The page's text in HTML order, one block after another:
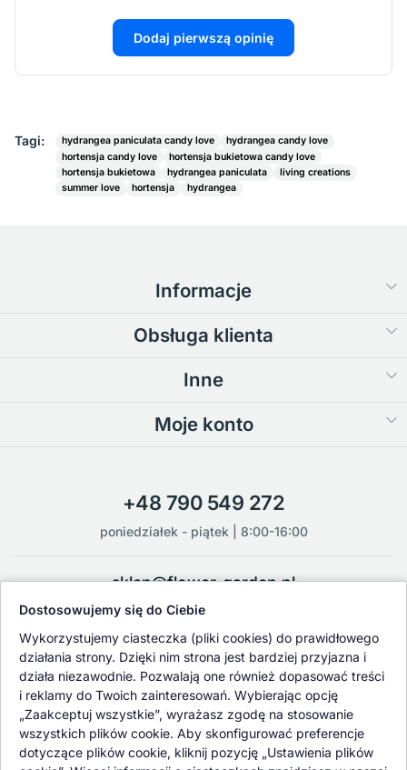
Dodaj pierwszą opinię
Tagi: hydrangea paniculata candy love
hydrangea candy love
hortensja candy love
hortensja bukietowa candy love
hortensja bukietowa
hydrangea paniculata
living creations
summer love
hortensja hydrangea
Informacje
Obsługa klienta
Inne
Moje konto
+48 790 549 272
poniedziałek - piątek | 8:00-16:00
sklep@flower-garden.pl
Oferowane przez nas rośliny i nasiona podlegają regularnej ścisłej
kontroli jakości oraz kontroli zdrowotnej przeprowadzanej przez
wykwalifikowane osoby z Państwowej Inspekcji Ochrony Roślin i
Nasiennictwa.
Dostosowujemy się do Ciebie
Wykorzystujemy ciasteczka (pliki cookies) do prawidłowego
działania strony. Dzięki nim strona jest bardziej przyjazna i
działa niezawodnie. Pozwalają one również dopasować treści
i reklamy do Twoich zainteresowań. Wybierając opcję
„Zaakceptuj wszystkie”, wyrażasz zgodę na stosowanie
wszystkich plików cookie. Aby skonfigurować preferencje
dotyczące plików cookie, kliknij pozycję „Ustawienia plików